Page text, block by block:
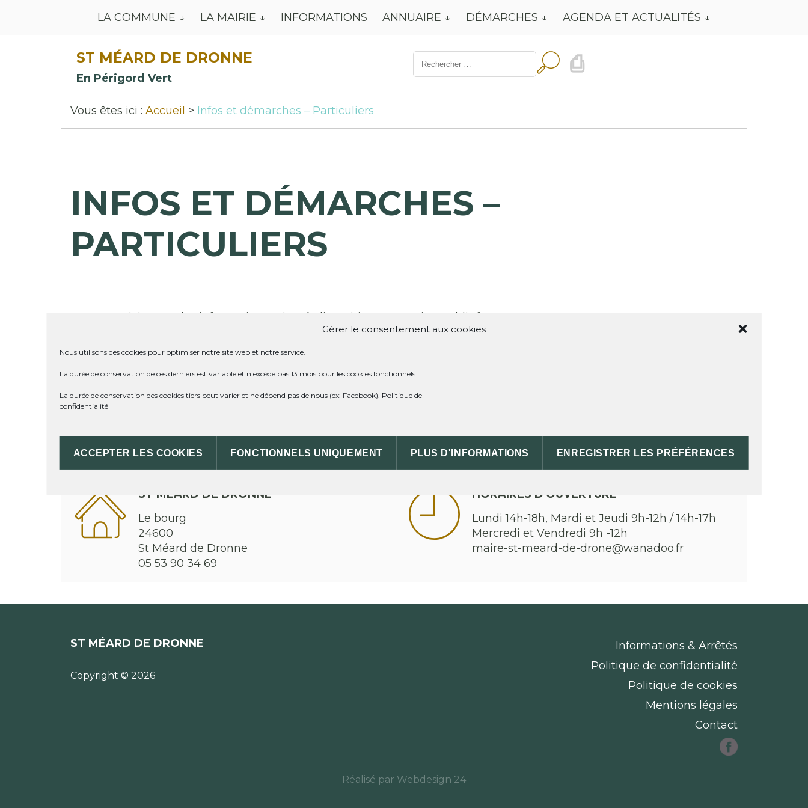
Gérer le consentement aux cookies
Nous utilisons des cookies pour optimiser notre site web et notre service.
La durée de conservation de ces derniers est variable et n'excède pas 13 mois pour les cookies fonctionnels.
La durée de conservation des cookies tiers peut varier et ne dépend pas de nous (ex: Facebook). Politique de
confidentialité
ACCEPTER LES COOKIES FONCTIONNELS UNIQUEMENT PLUS D'INFORMATIONS ENREGISTRER LES PRÉFÉRENCES
LA COMMUNE LA MAIRIE INFORMATIONS ANNUAIRE DÉMARCHES AGENDA ET ACTUALITÉS
ST MÉARD DE DRONNE
En Périgord Vert
Résultat
de
⎙
Vous êtes ici : Accueil Infos et démarches – Particuliers
INFOS ET DÉMARCHES –
PARTICULIERS
Retrouvez ici toutes les informations mises à disposition par service-public.fr .
Accès direct au site de laPréfecture de la Dordogne.
ST MÉARD DE DRONNE
Le bourg
24600
St Méard de Dronne
05 53 90 34 69
HORAIRES D'OUVERTURE
Lundi 14h-18h, Mardi et Jeudi 9h-12h / 14h-17h
Mercredi et Vendredi 9h -12h
maire-st-meard-de-drone@wanadoo.fr
ST MÉARD DE DRONNE
Copyright © 2026
Informations & Arrêtés
Politique de confidentialité
Politique de cookies
Mentions légales
Contact
Réalisé par Webdesign 24